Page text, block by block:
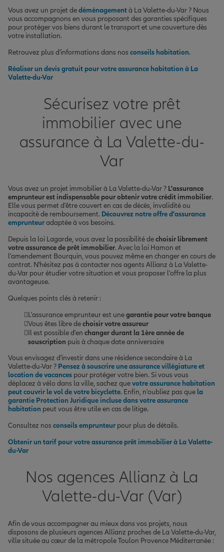
Vous avez un projet dedéménagementà La Valette-du-Var ? Nous
vous accompagnons en vous proposant des garanties spécifiques
pour protéger vos biens durant le transport et une couverture dès
votre installation.
Retrouvez plus d'informations dans nos conseils habitation.
Réaliser un devis gratuit pour votre assurance habitation à La
Valette-du-Var
Sécurisez votre prêt
immobilier avec une
assurance à La Valette-du-
Var
Vous avez un projet immobilier à La Valette-du-Var ? L'assurance
emprunteur est indispensable pour obtenir votre crédit immobilier.
Elle vous permet d'être couvert en cas de décès, invalidité ou
incapacité de remboursement. Découvrez notre offre d'assurance
emprunteuradaptée à vos besoins.
Depuis la loi Lagarde, vous avez la possibilité dechoisir librement
votre assurance de prêt immobilier. Avec la loi Hamon et
l'amendement Bourquin, vous pouvez même en changer en cours de
contrat. N'hésitez pas à contacter nos agents Allianz à La Valette-
du-Var pour étudier votre situation et vous proposer l'offre la plus
avantageuse.
Quelques points clés à retenir :
L'assurance emprunteur est unegarantie pour votre banque
Vous êtes libre dechoisir votre assureur
Il est possible d'en changer durant la 1ère année de
souscription puis à chaque date anniversaire
Vous envisagez d'investir dans une résidence secondaire à La
Valette-du-Var ? Pensez à souscrire une assurance villégiature et
location de vacances pour protéger votre bien. Si vous vous
déplacez à vélo dans la ville, sachez quevotre assurance habitation
peut couvrir le vol de votre bicyclette. Enfin, n'oubliez pas que la
garantie Protection Juridique incluse dans votre assurance
habitation peut vous être utile en cas de litige.
Consultez nos conseils emprunteur pour plus de détails.
Obtenir un tarif pour votre assurance prêt immobilier à La Valette-
du-Var
Nos agences Allianz à La
Valette-du-Var (Var)
Afin de vous accompagner au mieux dans vos projets, nous
disposons de plusieurs agences Allianz proches de La Valette-du-Var,
ville située au cœur de la métropole Toulon Provence Méditerranée :